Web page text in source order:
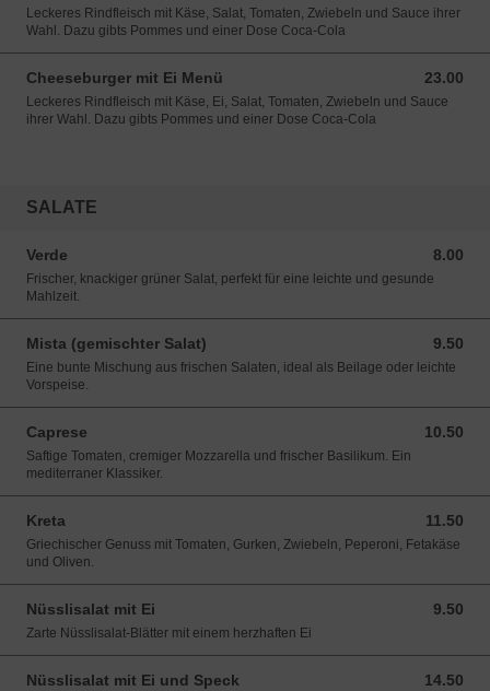
Leckeres Rindfleisch mit Käse, Salat, Tomaten, Zwiebeln und Sauce ihrer
Wahl. Dazu gibts Pommes und einer Dose Coca-Cola
Cheeseburger mit Ei Menü 23.00
23.00 CHF
Leckeres Rindfleisch mit Käse, Ei, Salat, Tomaten, Zwiebeln und Sauce
ihrer Wahl. Dazu gibts Pommes und einer Dose Coca-Cola
SALATE
Verde 8.00
8.00 CHF
Frischer, knackiger grüner Salat, perfekt für eine leichte und gesunde
Mahlzeit.
Mista (gemischter Salat) 9.50
9.50 CHF
Eine bunte Mischung aus frischen Salaten, ideal als Beilage oder leichte
Vorspeise.
Caprese 10.50
10.50 CHF
Saftige Tomaten, cremiger Mozzarella und frischer Basilikum. Ein
mediterraner Klassiker.
Kreta 11.50
11.50 CHF
Griechischer Genuss mit Tomaten, Gurken, Zwiebeln, Peperoni, Fetakäse
und Oliven.
Nüsslisalat mit Ei 9.50
9.50 CHF
Zarte Nüsslisalat-Blätter mit einem herzhaften Ei
Nüsslisalat mit Ei und Speck 14.50
14.50 CHF